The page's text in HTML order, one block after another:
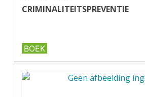
CRIMINALITEITSPREVENTIE
✔ U07-1
BOEK